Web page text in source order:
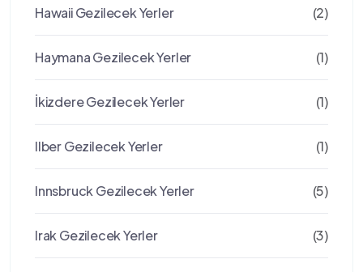
Hawaii Gezilecek Yerler (2)
Haymana Gezilecek Yerler (1)
İkizdere Gezilecek Yerler (1)
Ilber Gezilecek Yerler (1)
Innsbruck Gezilecek Yerler (5)
Irak Gezilecek Yerler (3)